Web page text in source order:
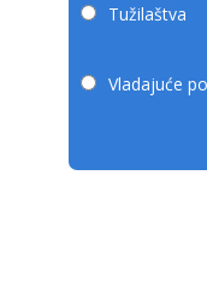
Tužilaštva
Vladajuće